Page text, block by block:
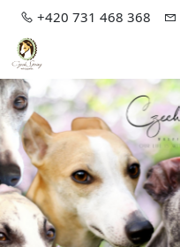
+420 731 468 368